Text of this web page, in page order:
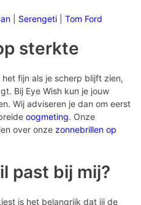
Serengeti Tom Ford
sterkte
fijn als je scherp blijft zien,
Bij Eye Wish kun je jouw
Wij adviseren je dan om eerst
oogmeting. Onze
over onze zonnebrillen op
past bij mij?
is het belangrijk dat jij de